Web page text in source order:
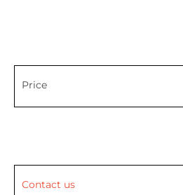
Price
Contact us